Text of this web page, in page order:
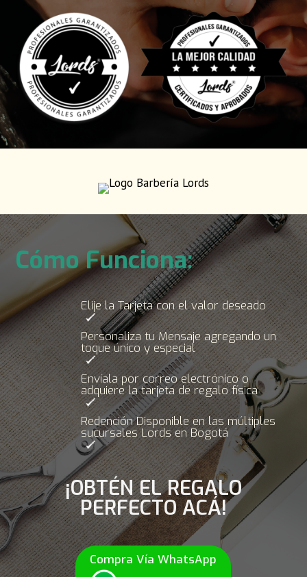
Cómo Funciona:
Elije la Tarjeta con el valor deseado
Personaliza tu Mensaje agregando un
toque único y especial
Envíala por correo electrónico o
adquiere la tarjeta de regalo física
Redención Disponible en las múltiples
sucursales Lords en Bogotá
¡OBTÉN EL REGALO
PERFECTO ACÁ!
Compra Vía WhatsApp